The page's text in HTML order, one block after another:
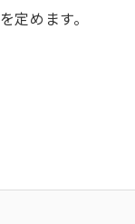
定めます。